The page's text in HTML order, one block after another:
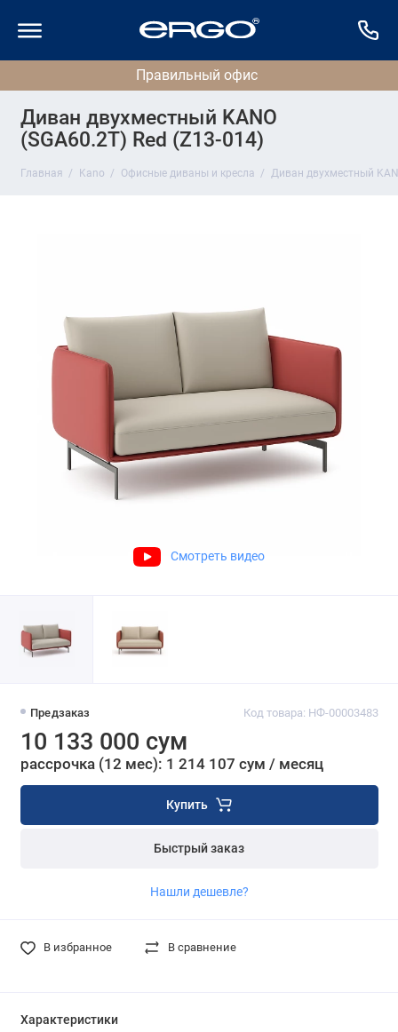
Диван двухместный KANO
(SGA60.2T) Red (Z13-014)
Главная Kano Офисные диваны и кресла Диван двухместный
Смотреть видео
Предзаказ Код товара: НФ-00003483
10 133 000 сум
рассрочка (12 мес): 1 214 107 сум / месяц
Купить
Быстрый заказ
Нашли дешевле?
В избранное В сравнение
Характеристики